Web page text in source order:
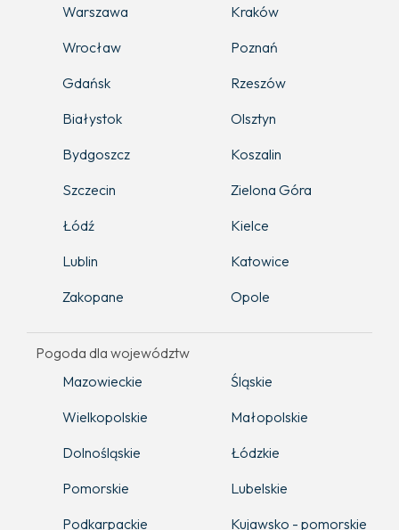
Warszawa
Kraków
Wrocław
Poznań
Gdańsk
Rzeszów
Białystok
Olsztyn
Bydgoszcz
Koszalin
Szczecin
Zielona Góra
Łódź
Kielce
Lublin
Katowice
Zakopane
Opole
Pogoda dla województw
Mazowieckie
Śląskie
Wielkopolskie
Małopolskie
Dolnośląskie
Łódzkie
Pomorskie
Lubelskie
Podkarpackie
Kujawsko - pomorskie